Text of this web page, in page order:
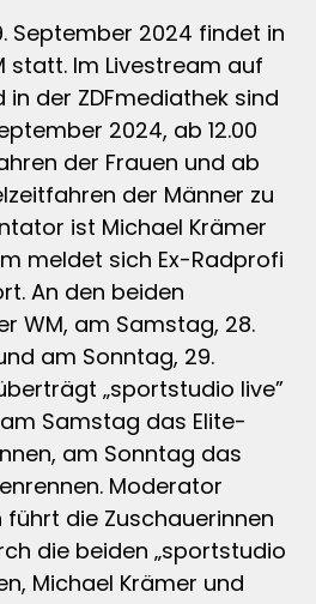
September 2024 findet in
statt. Im Livestream auf
der ZDFmediathek sind
2024, ab 12.00
der Frauen und ab
der Männer zu
ist Michael Krämer
meldet sich Ex-Radprofi
An den beiden
WM, am Samstag, 28.
am Sonntag, 29.
„sportstudio live”
Samstag das Elite-
am Sonntag das
Moderator
führt die Zuschauerinnen
die beiden „sportstudio
Michael Krämer und